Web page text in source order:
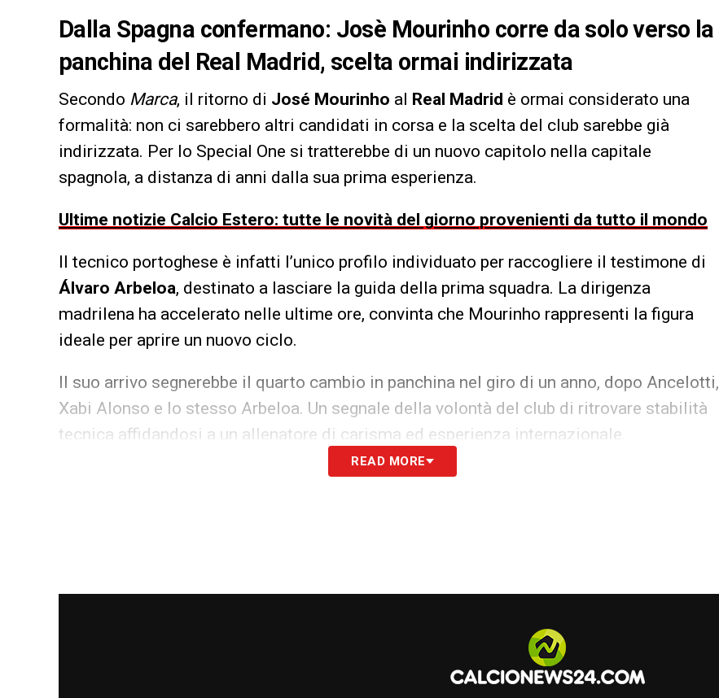
Dalla Spagna confermano: Josè Mourinho corre da solo verso la
panchina del Real Madrid, scelta ormai indirizzata
Secondo Marca, il ritorno di José Mourinho al Real Madrid è ormai considerato una
formalità: non ci sarebbero altri candidati in corsa e la scelta del club sarebbe già
indirizzata. Per lo Special One si tratterebbe di un nuovo capitolo nella capitale
spagnola, a distanza di anni dalla sua prima esperienza.
Ultime notizie Calcio Estero: tutte le novità del giorno provenienti da tutto il mondo
Il tecnico portoghese è infatti l’unico profilo individuato per raccogliere il testimone di
Álvaro Arbeloa, destinato a lasciare la guida della prima squadra. La dirigenza
madrilena ha accelerato nelle ultime ore, convinta che Mourinho rappresenti la figura
ideale per aprire un nuovo ciclo.
Il suo arrivo segnerebbe il quarto cambio in panchina nel giro di un anno, dopo Ancelotti,
Xabi Alonso e lo stesso Arbeloa. Un segnale della volontà del club di ritrovare stabilità
tecnica affidandosi a un allenatore di carisma ed esperienza internazionale.
READ MORE